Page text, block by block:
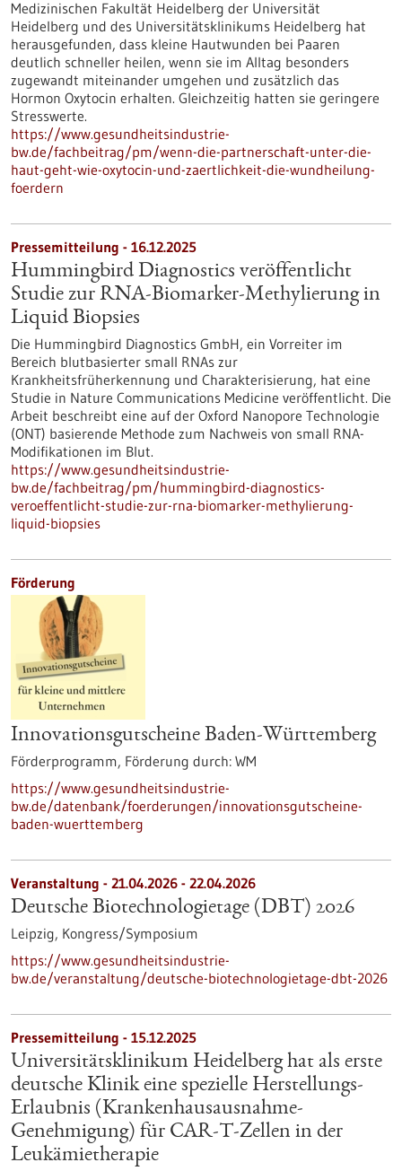
Medizinischen Fakultät Heidelberg der Universität
Heidelberg und des Universitätsklinikums Heidelberg hat
herausgefunden, dass kleine Hautwunden bei Paaren
deutlich schneller heilen, wenn sie im Alltag besonders
zugewandt miteinander umgehen und zusätzlich das
Hormon Oxytocin erhalten. Gleichzeitig hatten sie geringere
Stresswerte.
https://www.gesundheitsindustrie-
bw.de/fachbeitrag/pm/wenn-die-partnerschaft-unter-die-
haut-geht-wie-oxytocin-und-zaertlichkeit-die-wundheilung-
foerdern
Pressemitteilung - 16.12.2025
Hummingbird Diagnostics veröffentlicht
Studie zur RNA-Biomarker-Methylierung in
Liquid Biopsies
Die Hummingbird Diagnostics GmbH, ein Vorreiter im
Bereich blutbasierter small RNAs zur
Krankheitsfrüherkennung und Charakterisierung, hat eine
Studie in Nature Communications Medicine veröffentlicht. Die
Arbeit beschreibt eine auf der Oxford Nanopore Technologie
(ONT) basierende Methode zum Nachweis von small RNA-
Modifikationen im Blut.
https://www.gesundheitsindustrie-
bw.de/fachbeitrag/pm/hummingbird-diagnostics-
veroeffentlicht-studie-zur-rna-biomarker-methylierung-
liquid-biopsies
Förderung
Innovationsgutscheine Baden-Württemberg
Förderprogramm, Förderung durch: WM
https://www.gesundheitsindustrie-
bw.de/datenbank/foerderungen/innovationsgutscheine-
baden-wuerttemberg
Veranstaltung - 21.04.2026 - 22.04.2026
Deutsche Biotechnologietage (DBT) 2026
Leipzig, Kongress/Symposium
https://www.gesundheitsindustrie-
bw.de/veranstaltung/deutsche-biotechnologietage-dbt-2026
Pressemitteilung - 15.12.2025
Universitätsklinikum Heidelberg hat als erste
deutsche Klinik eine spezielle Herstellungs-
Erlaubnis (Krankenhausausnahme-
Genehmigung) für CAR-T-Zellen in der
Leukämietherapie